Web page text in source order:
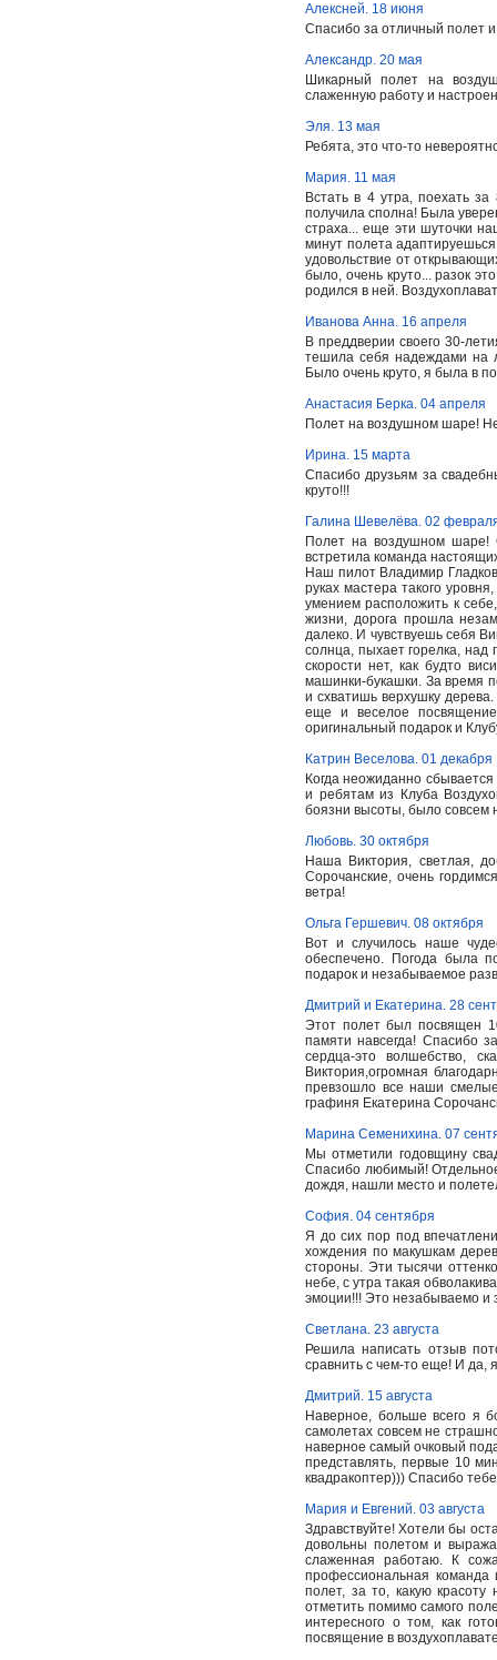
Алексней. 18 июня
Спасибо за отличный полет
Александр. 20 мая
Шикарный полет на
слаженную работу и
Эля. 13 мая
Ребята, это что-то
Мария. 11 мая
Встать в 4 утра, поехать
получила сполна! Была
страха... еще эти шуточки
минут полета
удовольствие от
было, очень круто... разок
родился в ней.
Иванова Анна. 16 апреля
В преддверии своего 30-
тешила себя надеждами на
Было очень круто, я была в
Анастасия Берка. 04 апреля
Полет на воздушном шаре!
Ирина. 15 марта
Спасибо друзьям за
круто!!!
Галина Шевелёва. 02
Полет на воздушном шаре!
встретила команда
Наш пилот Владимир
руках мастера такого
умением расположить к
жизни, дорога прошла
далеко. И чувствуешь себя
солнца, пыхает горелка,
скорости нет, как будто
машинки-букашки. За время
и схватишь верхушку
еще и веселое
оригинальный подарок и
Катрин Веселова. 01 декабря
Когда неожиданно
и ребятам из Клуба
боязни высоты, было совсем
Любовь. 30 октября
Наша Виктория, светлая,
Сорочанские, очень
ветра!
Ольга Гершевич. 08 октября
Вот и случилось наше
обеспечено. Погода была
подарок и незабываемое
Дмитрий и Екатерина. 28
Этот полет был посвящен
памяти навсегда! Спасибо
сердца-это волшебство,
Виктория,огромная
превзошло все наши
графиня Екатерина
Марина Семенихина. 07
Мы отметили годовщину
Спасибо любимый!
дождя, нашли место и
София. 04 сентября
Я до сих пор под
хождения по макушкам
стороны. Эти тысячи
небе, с утра такая
эмоции!!! Это незабываемо и
Светлана. 23 августа
Решила написать отзыв
сравнить с чем-то еще! И да,
Дмитрий. 15 августа
Наверное, больше всего я
самолетах совсем не
наверное самый очковый
представлять, первые 10
квадракоптер))) Спасибо
Мария и Евгений. 03 августа
Здравствуйте! Хотели бы
довольны полетом и
слаженная работаю. К
профессиональная
полет, за то, какую
отметить помимо самого
интересного о том, как
посвящение в